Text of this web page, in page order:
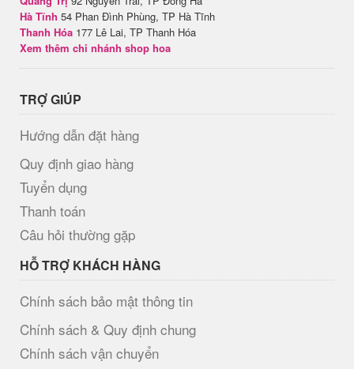
Hà Tĩnh 54 Phan Đình Phùng, TP Hà Tĩnh
Thanh Hóa 177 Lê Lai, TP Thanh Hóa
Xem thêm chi nhánh shop hoa
TRỢ GIÚP
Hướng dẫn đặt hàng
Quy định giao hàng
Tuyển dụng
Thanh toán
Câu hỏi thường gặp
HỖ TRỢ KHÁCH HÀNG
Chính sách bảo mật thông tin
Chính sách & Quy định chung
Chính sách vận chuyển